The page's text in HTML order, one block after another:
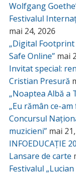
Wolfgang
Festivalul
mai 24, 2026
„Digital Footprint
Safe Online” mai
Invitat special:
Cristian Presură
„Noaptea Albă
„Eu rămân ce-
Concursul
muzicieni” mai
INFOEDUCAȚIE
Lansare de carte
Festivalul „Lucian